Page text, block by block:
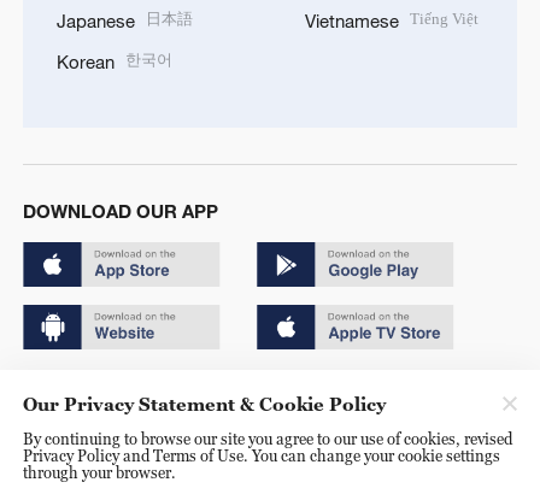
Japanese 日本語
Korean 한국어
Vietnamese Tiếng Việt
DOWNLOAD OUR APP
京ICP备20000184号
京公网安备 11010502050052号
Our Privacy Statement & Cookie Policy
By continuing to browse our site you agree to our use of cookies, revised
Privacy Policy and Terms of Use. You can change your cookie settings
through your browser.